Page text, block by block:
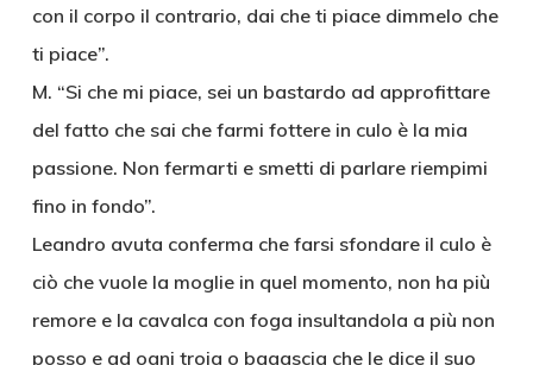
con il corpo il contrario, dai che ti piace dimmelo che
ti piace”.
M. “Si che mi piace, sei un bastardo ad approfittare
del fatto che sai che farmi fottere in culo è la mia
passione. Non fermarti e smetti di parlare riempimi
fino in fondo”.
Leandro avuta conferma che farsi sfondare il culo è
ciò che vuole la moglie in quel momento, non ha più
remore e la cavalca con foga insultandola a più non
posso e ad ogni troia o bagascia che le dice il suo